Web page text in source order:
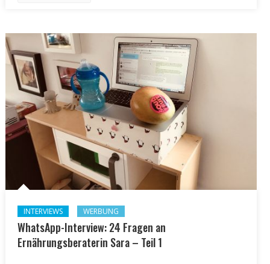
INTERVIEWS WERBUNG
WhatsApp-Interview: 24 Fragen an
Ernährungsberaterin Sara – Teil 1